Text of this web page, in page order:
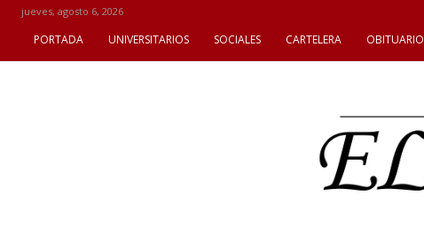
jueves, agosto 6, 2026
PORTADA UNIVERSITARIOS SOCIALES CARTELERA OBITUARIO